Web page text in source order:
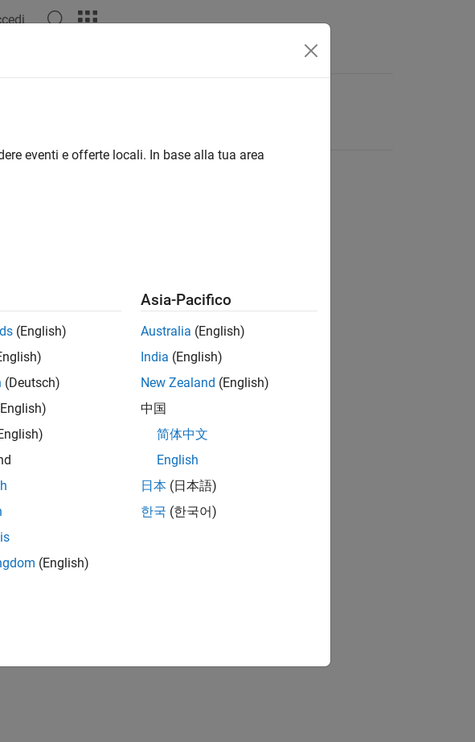
eventi e offerte locali. In base alla tua area
(English)
(Deutsch)
(English)
Asia-Pacifico
Australia (English)
India (English)
New Zealand (English)
中国
简体中文
English
日本 (日本語)
한국 (한국어)